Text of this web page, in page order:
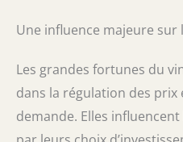
Une influence majeure sur
Les grandes fortunes du
dans la régulation des prix
demande. Elles